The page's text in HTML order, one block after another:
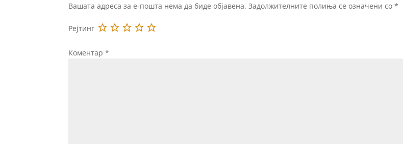
Вашата адреса за е-пошта нема да биде објавена. Задолжителните полиња се означени со*
Рејтинг
Коментар*